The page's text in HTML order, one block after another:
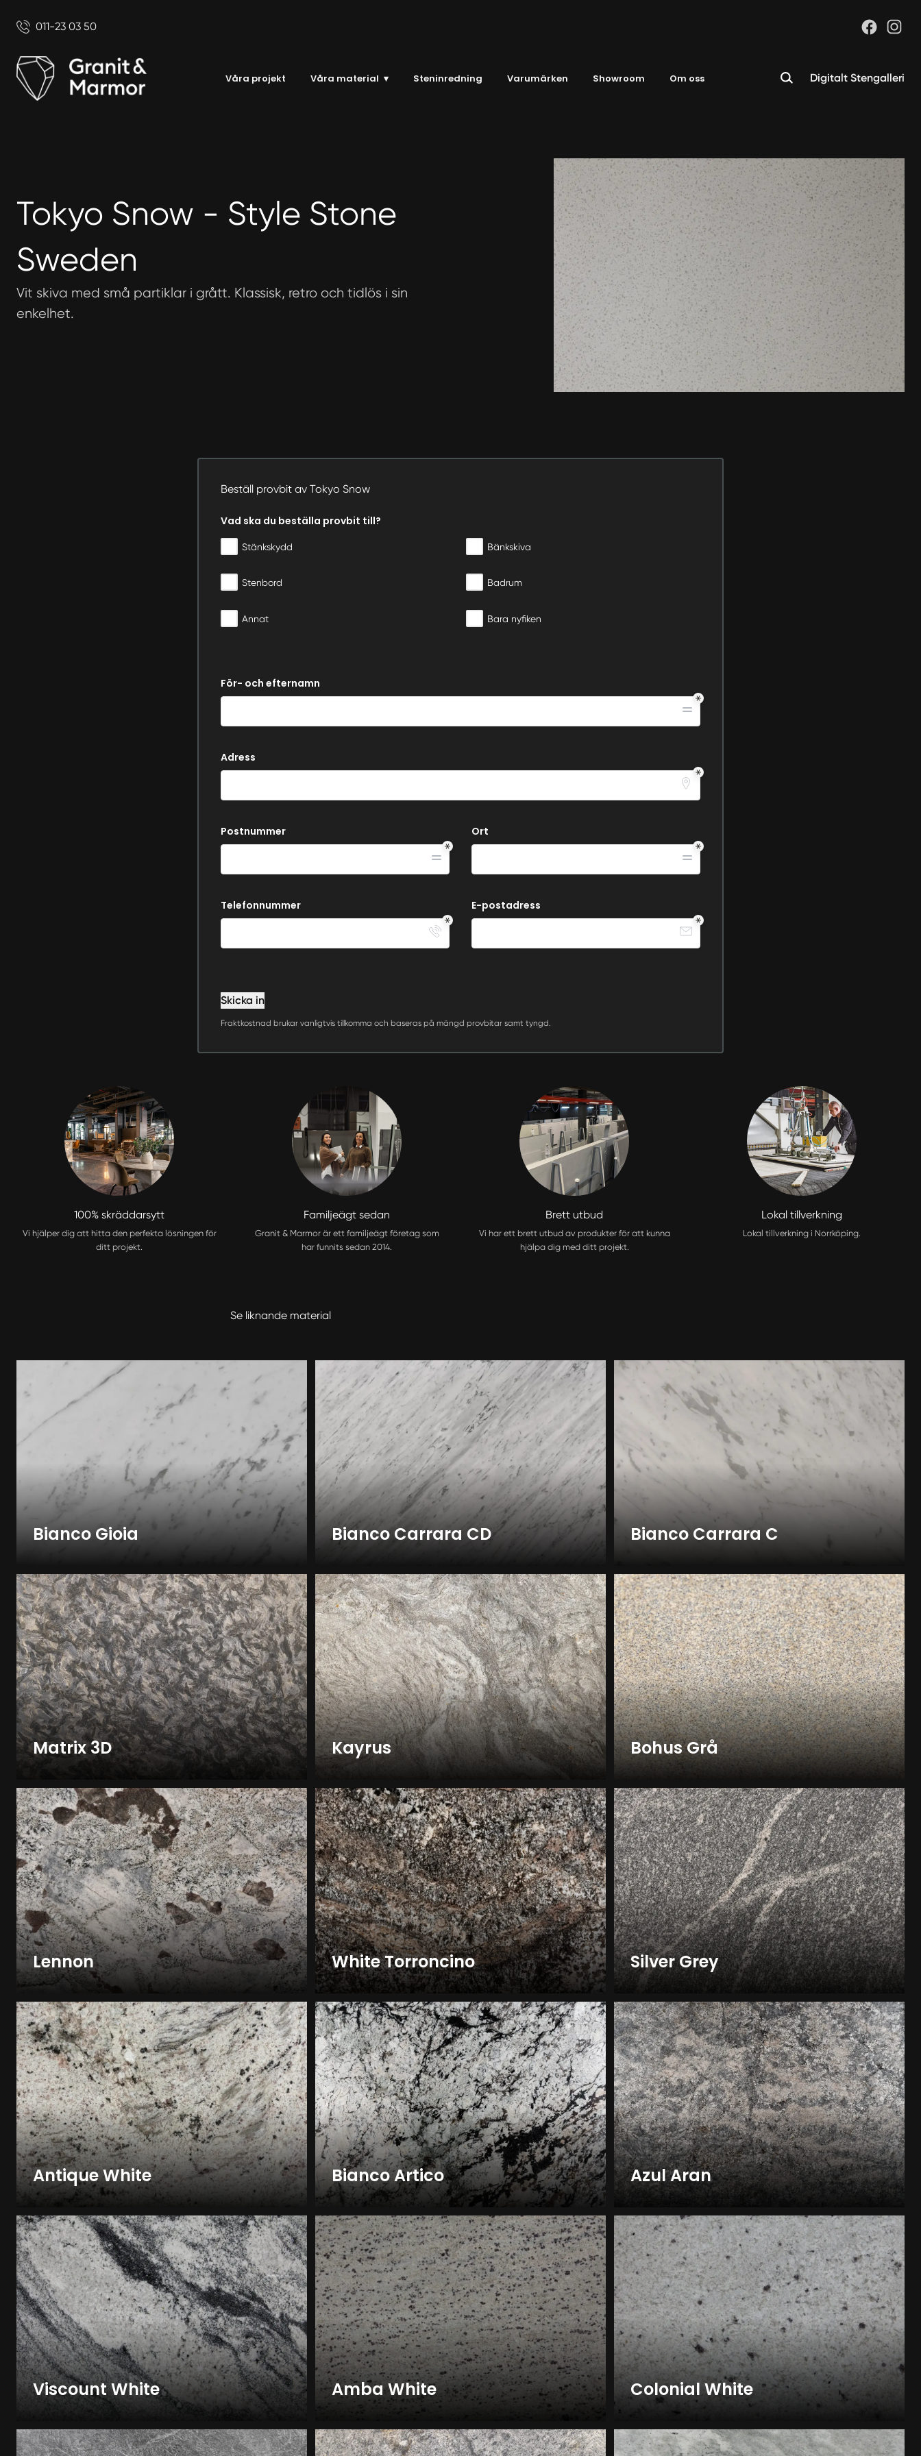
011-23 03 50
Våra projekt Våra material ▾ Steninredning Varumärken Showroom Om oss Digitalt Stengalleri
Tokyo Snow - Style Stone
Sweden
Vit skiva med små partiklar i grått. Klassisk, retro och tidlös i sin
enkelhet.
Beställ provbit av Tokyo Snow
Vad ska du beställa provbit till?
Stänkskydd Bänkskiva
Stenbord Badrum
Annat Bara nyfiken
För- och efternamn
Adress
Postnummer Ort
Telefonnummer E-postadress
Skicka in
Fraktkostnad brukar vanligtvis tillkomma och baseras på mängd provbitar samt tyngd.
100% skräddarsytt
Vi hjälper dig att hitta den perfekta lösningen för
ditt projekt.
Familjeägt sedan
Granit & Marmor är ett familjeägt företag som
har funnits sedan 2014.
Brett utbud
Vi har ett brett utbud av produkter för att kunna
hjälpa dig med ditt projekt.
Lokal tillverkning
Lokal tillverkning i Norrköping.
Se liknande material
Bianco Gioia Bianco Carrara CD Bianco Carrara C
Matrix 3D Kayrus Bohus Grå
Lennon White Torroncino Silver Grey
Antique White Bianco Artico Azul Aran
Viscount White Amba White Colonial White